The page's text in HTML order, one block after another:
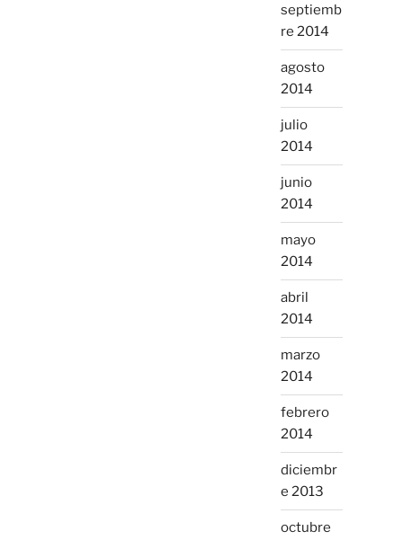
septiemb
re 2014
agosto
2014
julio
2014
junio
2014
mayo
2014
abril
2014
marzo
2014
febrero
2014
diciembr
e 2013
octubre